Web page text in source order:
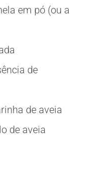
em pó (ou a
de
de aveia
de aveia